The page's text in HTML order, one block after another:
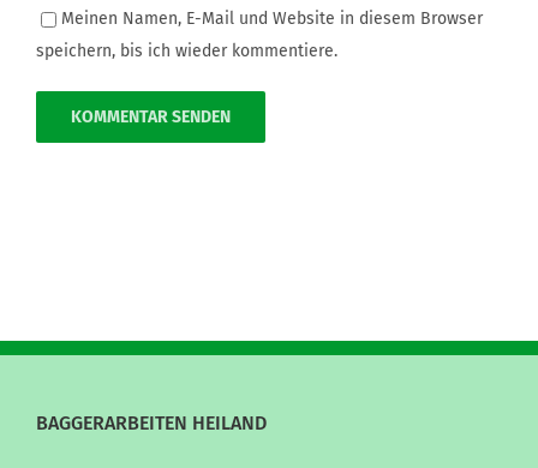
Meinen Namen, E-Mail und Website in diesem Browser
speichern, bis ich wieder kommentiere.
BAGGERARBEITEN HEILAND